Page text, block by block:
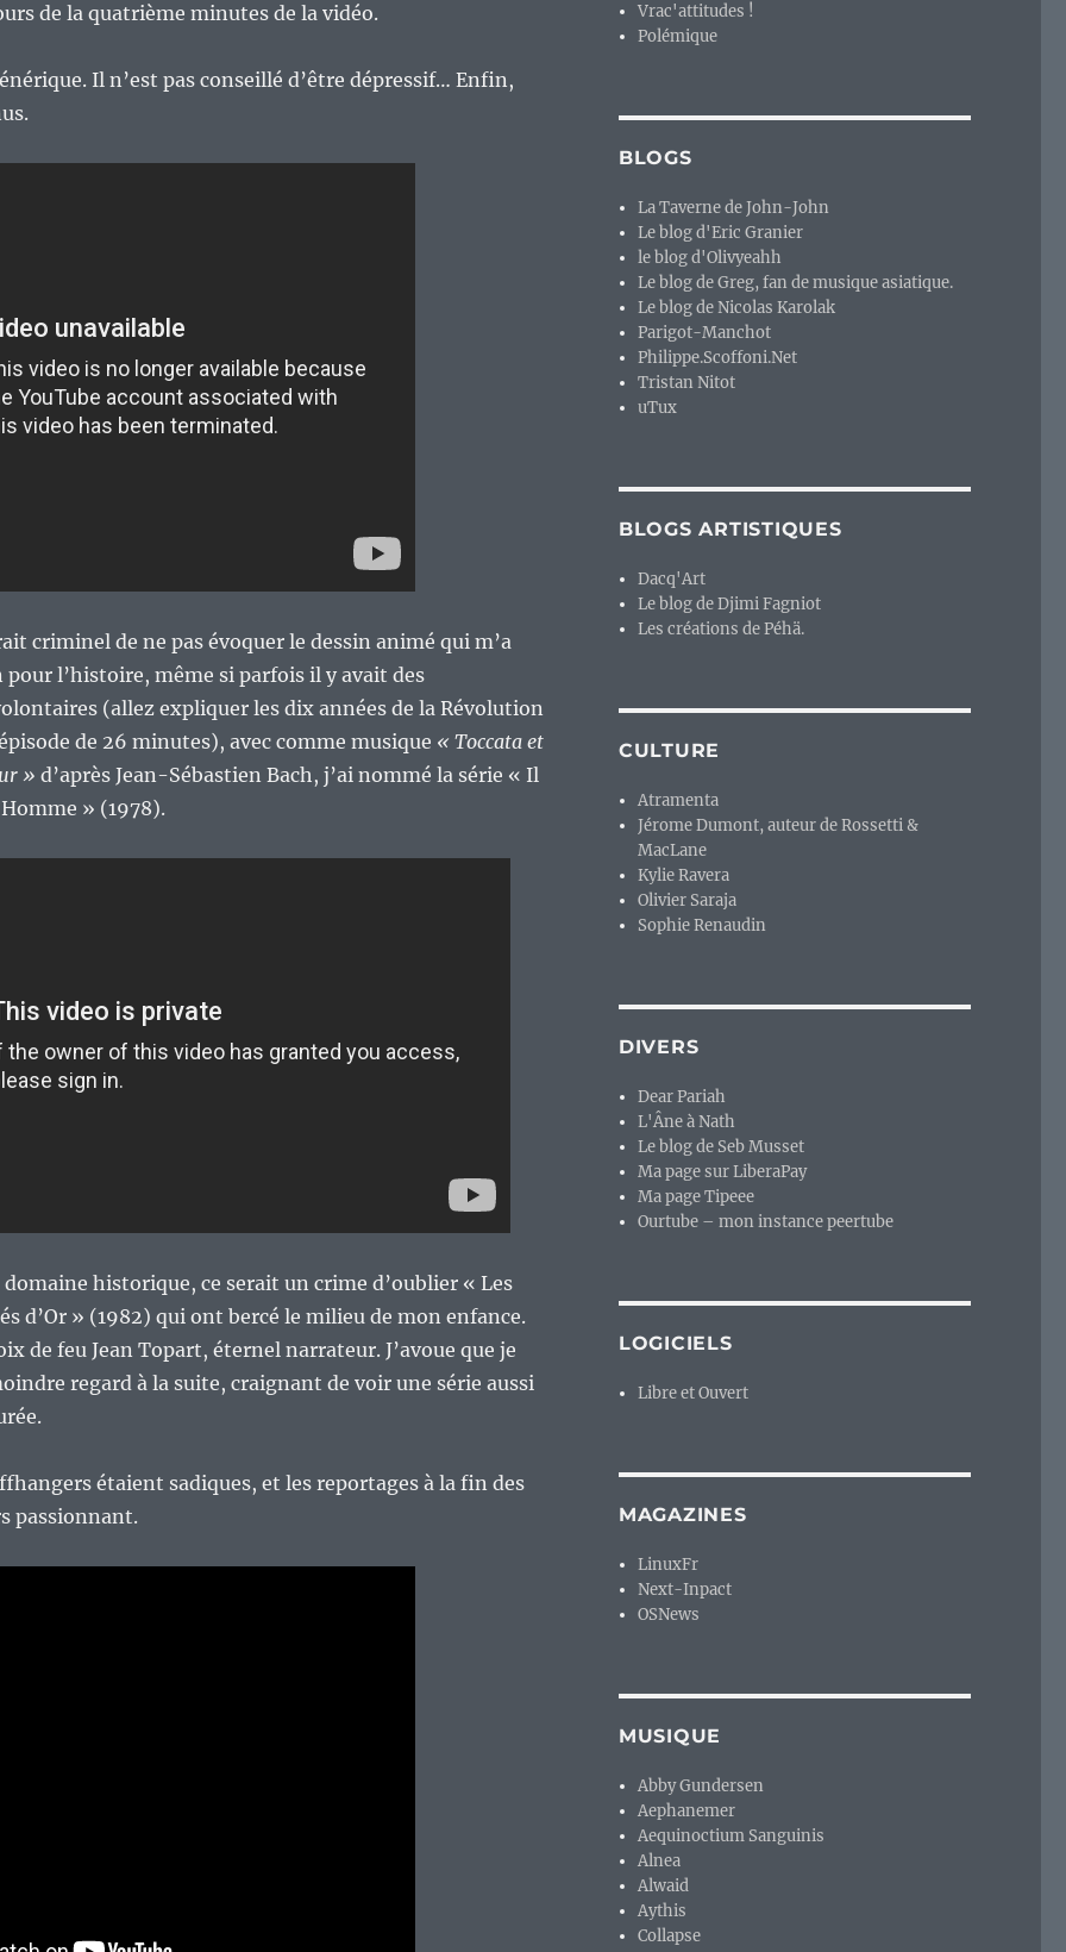
de la quatrième minutes de la vidéo.
Il n’est pas conseillé d’être dépressif… Enfin,
criminel de ne pas évoquer le dessin animé qui m’a
pour l’histoire, même si parfois il y avait des
(allez expliquer les dix années de la Révolution
de 26 minutes), avec comme musique « Toccata et
» d’après Jean-Sébastien Bach, j’ai nommé la série « Il
» (1978).
historique, ce serait un crime d’oublier « Les
d’Or » (1982) qui ont bercé le milieu de mon enfance.
de feu Jean Topart, éternel narrateur. J’avoue que je
regard à la suite, craignant de voir une série aussi
étaient sadiques, et les reportages à la fin des
passionnant.
Vrac'attitudes !
Polémique
BLOGS
La Taverne de John-John
Le blog d'Eric Granier
le blog d'Olivyeahh
Le blog de Greg, fan de musique asiatique.
Le blog de Nicolas Karolak
Parigot-Manchot
Philippe.Scoffoni.Net
Tristan Nitot
uTux
BLOGS ARTISTIQUES
Dacq'Art
Le blog de Djimi Fagniot
Les créations de Péhä.
CULTURE
Atramenta
Jérome Dumont, auteur de Rossetti &
MacLane
Kylie Ravera
Olivier Saraja
Sophie Renaudin
DIVERS
Dear Pariah
L'Âne à Nath
Le blog de Seb Musset
Ma page sur LiberaPay
Ma page Tipeee
Ourtube – mon instance peertube
LOGICIELS
Libre et Ouvert
MAGAZINES
LinuxFr
Next-Inpact
OSNews
MUSIQUE
Abby Gundersen
Aephanemer
Aequinoctium Sanguinis
Alnea
Alwaid
Aythis
Collapse